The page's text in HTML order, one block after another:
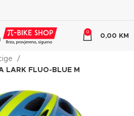
0
0,00 KM
LARK FLUO-BLUE M